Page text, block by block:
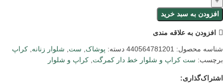
افزودن به سبد خرید
افزودن به علاقه مندی
شناسه محصول: 440564781201 دسته: پوشاک, ست, شلوار زنانه, کراپ
برچسب: ست کراپ و شلوار خط دار کمرگت, کراپ و شلوار
اشتراک‌گذاری: